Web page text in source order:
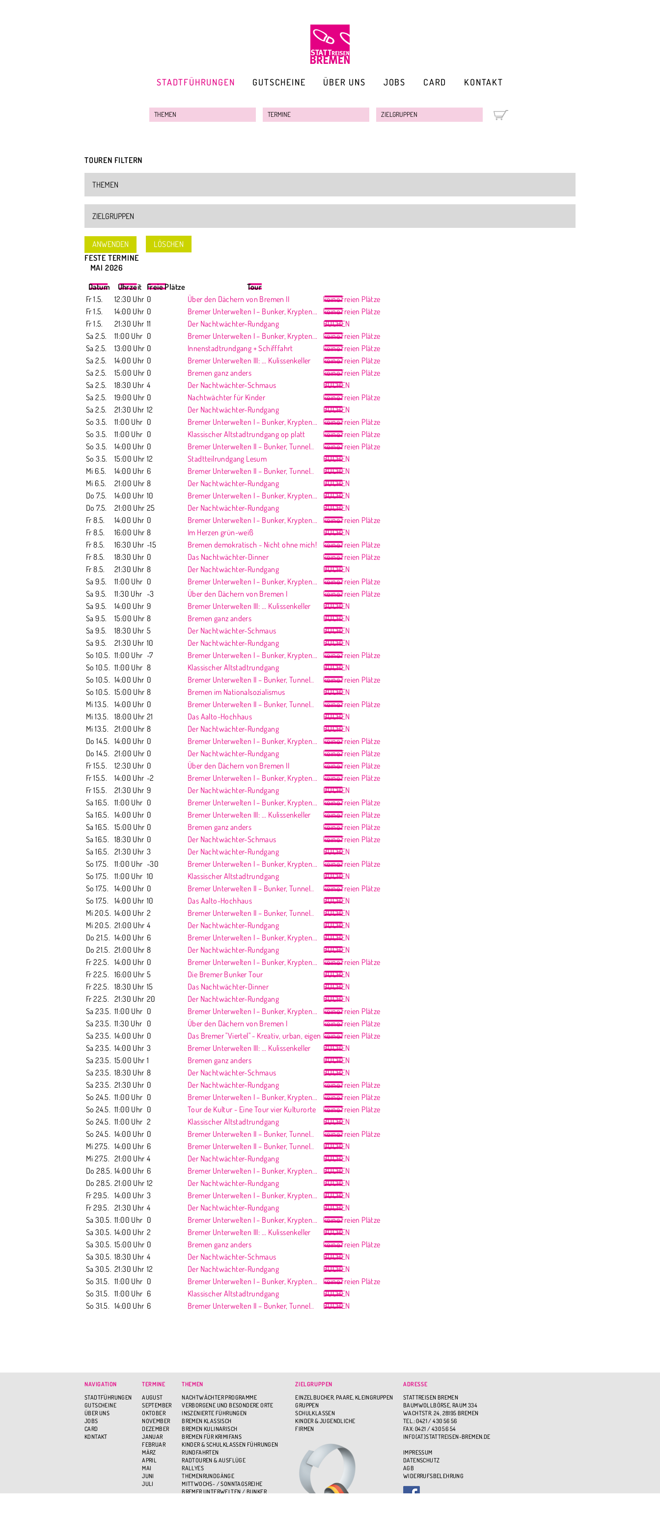
STADTFÜHRUNGEN GUTSCHEINE ÜBER UNS JOBS CARD KONTAKT
TOUREN FILTERN
LÖSCHEN
FESTE TERMINE
MAI 2026
Datum
Uhrzeit Freie Plätze
Tour
Fr 1.5.
12:30 Uhr 0 Über den Dächern von Bremen II
keine freien Plätze
Fr 1.5.
14:00 Uhr 0 Bremer Unterwelten I – Bunker, Krypten...
keine freien Plätze
Fr 1.5.
21:30 Uhr 11 Der Nachtwächter-Rundgang
BUCHEN
Sa 2.5.
11:00 Uhr 0 Bremer Unterwelten I – Bunker, Krypten...
keine freien Plätze
Sa 2.5.
13:00 Uhr 0 Innenstadtrundgang + Schifffahrt
keine freien Plätze
Sa 2.5.
14:00 Uhr 0 Bremer Unterwelten III: ... Kulissenkeller
keine freien Plätze
Sa 2.5.
15:00 Uhr 0 Bremen ganz anders
keine freien Plätze
Sa 2.5.
18:30 Uhr 4 Der Nachtwächter-Schmaus
BUCHEN
Sa 2.5.
19:00 Uhr 0 Nachtwächter für Kinder
keine freien Plätze
Sa 2.5.
21:30 Uhr 12 Der Nachtwächter-Rundgang
BUCHEN
So 3.5.
11:00 Uhr 0 Bremer Unterwelten I – Bunker, Krypten...
keine freien Plätze
So 3.5.
11:00 Uhr 0 Klassischer Altstadtrundgang op platt
keine freien Plätze
So 3.5.
14:00 Uhr 0 Bremer Unterwelten II – Bunker, Tunnel..
keine freien Plätze
So 3.5.
15:00 Uhr 12 Stadtteilrundgang Lesum
BUCHEN
Mi 6.5.
14:00 Uhr 6 Bremer Unterwelten II – Bunker, Tunnel..
BUCHEN
Mi 6.5.
21:00 Uhr 8 Der Nachtwächter-Rundgang
BUCHEN
Do 7.5.
14:00 Uhr 10 Bremer Unterwelten I – Bunker, Krypten...
BUCHEN
Do 7.5.
21:00 Uhr 25 Der Nachtwächter-Rundgang
BUCHEN
Fr 8.5.
14:00 Uhr 0 Bremer Unterwelten I – Bunker, Krypten...
keine freien Plätze
Fr 8.5.
16:00 Uhr 8 Im Herzen grün-weiß
BUCHEN
Fr 8.5.
16:30 Uhr -15 Bremen demokratisch - Nicht ohne mich!
keine freien Plätze
Fr 8.5.
18:30 Uhr 0 Das Nachtwächter-Dinner
keine freien Plätze
Fr 8.5.
21:30 Uhr 8 Der Nachtwächter-Rundgang
BUCHEN
Sa 9.5.
11:00 Uhr 0 Bremer Unterwelten I – Bunker, Krypten...
keine freien Plätze
Sa 9.5.
11:30 Uhr -3 Über den Dächern von Bremen I
keine freien Plätze
Sa 9.5.
14:00 Uhr 9 Bremer Unterwelten III: ... Kulissenkeller
BUCHEN
Sa 9.5.
15:00 Uhr 8 Bremen ganz anders
BUCHEN
Sa 9.5.
18:30 Uhr 5 Der Nachtwächter-Schmaus
BUCHEN
Sa 9.5.
21:30 Uhr 10 Der Nachtwächter-Rundgang
BUCHEN
So 10.5. 11:00 Uhr -7 Bremer Unterwelten I – Bunker, Krypten...
keine freien Plätze
So 10.5. 11:00 Uhr 8 Klassischer Altstadtrundgang
BUCHEN
So 10.5. 14:00 Uhr 0 Bremer Unterwelten II – Bunker, Tunnel..
keine freien Plätze
So 10.5. 15:00 Uhr 8 Bremen im Nationalsozialismus
BUCHEN
Mi 13.5.
14:00 Uhr 0 Bremer Unterwelten II – Bunker, Tunnel..
keine freien Plätze
Mi 13.5.
18:00 Uhr 21 Das Aalto-Hochhaus
BUCHEN
Mi 13.5.
21:00 Uhr 8 Der Nachtwächter-Rundgang
BUCHEN
Do 14.5. 14:00 Uhr 0 Bremer Unterwelten I – Bunker, Krypten...
keine freien Plätze
Do 14.5. 21:00 Uhr 0 Der Nachtwächter-Rundgang
keine freien Plätze
Fr 15.5.
12:30 Uhr 0 Über den Dächern von Bremen II
keine freien Plätze
Fr 15.5.
14:00 Uhr -2 Bremer Unterwelten I – Bunker, Krypten...
keine freien Plätze
Fr 15.5.
21:30 Uhr 9 Der Nachtwächter-Rundgang
BUCHEN
Sa 16.5. 11:00 Uhr 0 Bremer Unterwelten I – Bunker, Krypten...
keine freien Plätze
Sa 16.5. 14:00 Uhr 0 Bremer Unterwelten III: ... Kulissenkeller
keine freien Plätze
Sa 16.5. 15:00 Uhr 0 Bremen ganz anders
keine freien Plätze
Sa 16.5. 18:30 Uhr 0 Der Nachtwächter-Schmaus
keine freien Plätze
Sa 16.5. 21:30 Uhr 3 Der Nachtwächter-Rundgang
BUCHEN
So 17.5.
11:00 Uhr -30 Bremer Unterwelten I – Bunker, Krypten...
keine freien Plätze
So 17.5.
11:00 Uhr 10 Klassischer Altstadtrundgang
BUCHEN
So 17.5.
14:00 Uhr 0 Bremer Unterwelten II – Bunker, Tunnel..
keine freien Plätze
So 17.5.
14:00 Uhr 10 Das Aalto-Hochhaus
BUCHEN
Mi 20.5. 14:00 Uhr 2 Bremer Unterwelten II – Bunker, Tunnel..
BUCHEN
Mi 20.5. 21:00 Uhr 4 Der Nachtwächter-Rundgang
BUCHEN
Do 21.5. 14:00 Uhr 6 Bremer Unterwelten I – Bunker, Krypten...
BUCHEN
Do 21.5. 21:00 Uhr 8 Der Nachtwächter-Rundgang
BUCHEN
Fr 22.5. 14:00 Uhr 0 Bremer Unterwelten I – Bunker, Krypten...
keine freien Plätze
Fr 22.5. 16:00 Uhr 5 Die Bremer Bunker Tour
BUCHEN
Fr 22.5. 18:30 Uhr 15 Das Nachtwächter-Dinner
BUCHEN
Fr 22.5. 21:30 Uhr 20 Der Nachtwächter-Rundgang
BUCHEN
Sa 23.5. 11:00 Uhr 0 Bremer Unterwelten I – Bunker, Krypten...
keine freien Plätze
Sa 23.5. 11:30 Uhr 0 Über den Dächern von Bremen I
keine freien Plätze
Sa 23.5. 14:00 Uhr 0 Das Bremer "Viertel" - Kreativ, urban, eigen keine freien Plätze
Sa 23.5. 14:00 Uhr 3 Bremer Unterwelten III: ... Kulissenkeller
BUCHEN
Sa 23.5. 15:00 Uhr 1 Bremen ganz anders
BUCHEN
Sa 23.5. 18:30 Uhr 8 Der Nachtwächter-Schmaus
BUCHEN
Sa 23.5. 21:30 Uhr 0 Der Nachtwächter-Rundgang
keine freien Plätze
So 24.5. 11:00 Uhr 0 Bremer Unterwelten I – Bunker, Krypten...
keine freien Plätze
So 24.5. 11:00 Uhr 0 Tour de Kultur - Eine Tour vier Kulturorte
keine freien Plätze
So 24.5. 11:00 Uhr 2 Klassischer Altstadtrundgang
BUCHEN
So 24.5. 14:00 Uhr 0 Bremer Unterwelten II – Bunker, Tunnel..
keine freien Plätze
Mi 27.5. 14:00 Uhr 6 Bremer Unterwelten II – Bunker, Tunnel..
BUCHEN
Mi 27.5. 21:00 Uhr 4 Der Nachtwächter-Rundgang
BUCHEN
Do 28.5. 14:00 Uhr 6 Bremer Unterwelten I – Bunker, Krypten...
BUCHEN
Do 28.5. 21:00 Uhr 12 Der Nachtwächter-Rundgang
BUCHEN
Fr 29.5. 14:00 Uhr 3 Bremer Unterwelten I – Bunker, Krypten...
BUCHEN
Fr 29.5. 21:30 Uhr 4 Der Nachtwächter-Rundgang
BUCHEN
Sa 30.5. 11:00 Uhr 0 Bremer Unterwelten I – Bunker, Krypten...
keine freien Plätze
Sa 30.5. 14:00 Uhr 2 Bremer Unterwelten III: ... Kulissenkeller
BUCHEN
Sa 30.5. 15:00 Uhr 0 Bremen ganz anders
keine freien Plätze
Sa 30.5. 18:30 Uhr 4 Der Nachtwächter-Schmaus
BUCHEN
Sa 30.5. 21:30 Uhr 12 Der Nachtwächter-Rundgang
BUCHEN
So 31.5. 11:00 Uhr 0 Bremer Unterwelten I – Bunker, Krypten...
keine freien Plätze
So 31.5. 11:00 Uhr 6 Klassischer Altstadtrundgang
BUCHEN
So 31.5. 14:00 Uhr 6 Bremer Unterwelten II – Bunker, Tunnel.. BUCHEN
NAVIGATION
STADTFÜHRUNGEN
GUTSCHEINE
ÜBER UNS
JOBS
CARD
KONTAKT
TERMINE
AUGUST
SEPTEMBER
OKTOBER
NOVEMBER
DEZEMBER
JANUAR
FEBRUAR
MÄRZ
APRIL
MAI
JUNI
JULI
THEMEN
NACHTWÄCHTER PROGRAMME
VERBORGENE UND BESONDERE ORTE
INSZENIERTE FÜHRUNGEN
BREMEN KLASSISCH
BREMEN KULINARISCH
BREMEN FÜR KRIMIFANS
KINDER & SCHULKLASSEN FÜHRUNGEN
RUNDFAHRTEN
RADTOUREN & AUSFLÜGE
RALLYES
THEMENRUNDGÄNGE
MITTWOCHS- / SONNTAGSREIHE
BREMER UNTERWELTEN / BUNKER
ZIELGRUPPEN
EINZELBUCHER, PAARE, KLEINGRUPPEN
GRUPPEN
SCHULKLASSEN
KINDER & JUGENDLICHE
FIRMEN
ADRESSE
STATTREISEN BREMEN
BAUMWOLLBÖRSE, RAUM 334
WACHTSTR. 24, 28195 BREMEN
TEL.: 0421 / 430 56 56
FAX: 0421 / 430 56 54
INFO(AT)STATTREISEN-BREMEN.DE
IMPRESSUM
DATENSCHUTZ
AGB
WIDERRUFSBELEHRUNG